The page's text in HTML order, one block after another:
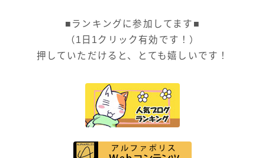
■ランキングに参加してます■
（1日1クリック有効です！）
押していただけると、とても嬉しいです！